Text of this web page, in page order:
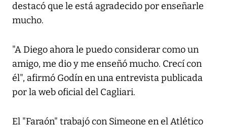
destacó que le está agradecido por enseñarle
mucho.
"A Diego ahora le puedo considerar como un
amigo, me dio y me enseñó mucho. Crecí con
él", afirmó Godín en una entrevista publicada
por la web oficial del Cagliari.
El "Faraón" trabajó con Simeone en el Atlético